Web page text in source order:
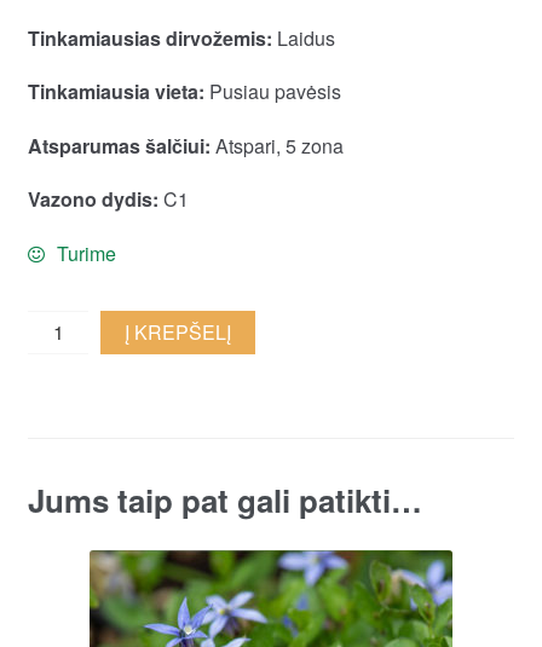
Tinkamiausias dirvožemis: Laidus
Tinkamiausia vieta: Pusiau pavėsis
Atsparumas šalčiui: Atspari, 5 zona
Vazono dydis: C1
Turime
Leptinella
Į KREPŠELĮ
Jums taip pat gali patikti…